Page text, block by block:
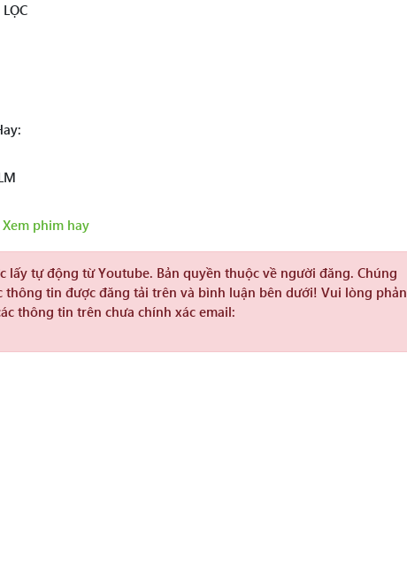
Xem phim hay
lấy tự động từ Youtube. Bản quyền thuộc về người đăng. Chúng
thông tin được đăng tải trên và bình luận bên dưới! Vui lòng phản
thông tin trên chưa chính xác email: